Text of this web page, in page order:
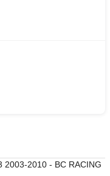
2003-2010 - BC RACING